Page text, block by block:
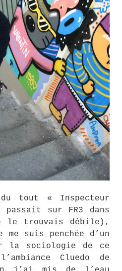
tout « Inspecteur
passait sur FR3 dans
le trouvais débile),
suis penchée d’un
la sociologie de ce
Cluedo de